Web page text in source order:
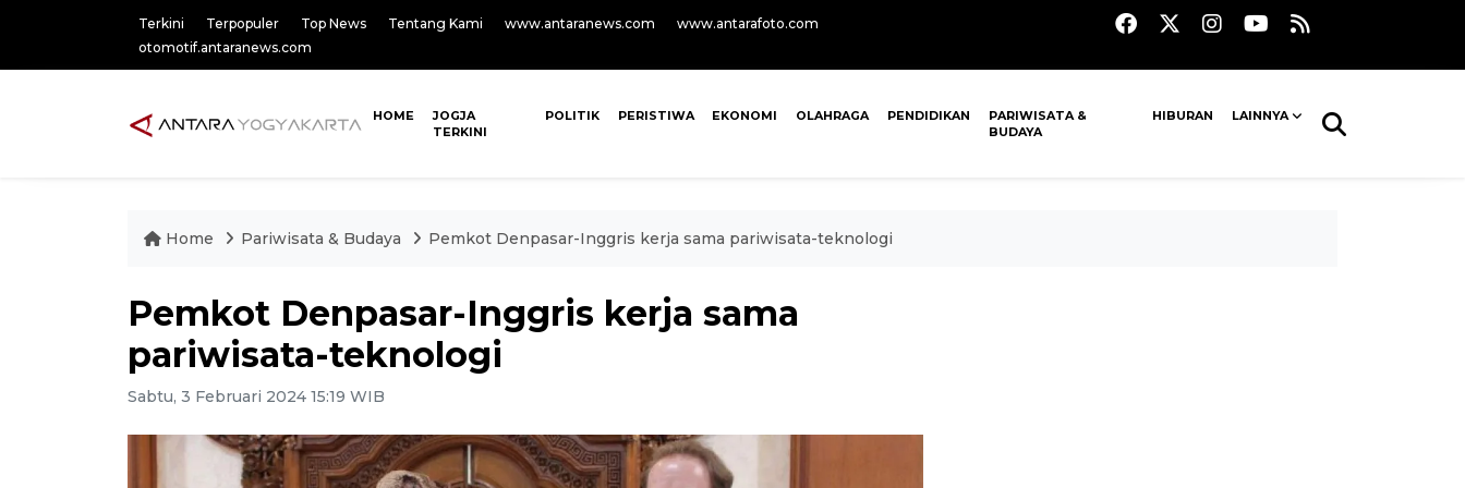
Terkini Terpopuler Top News Tentang Kami www.antaranews.com
www.antarafoto.com
otomotif.antaranews.com
HOME
JOGJA
TERKINI
POLITIK PERISTIWA EKONOMI OLAHRAGA PENDIDIKAN
PARIWISATA &
BUDAYA
HIBURAN LAINNYA
Home Pariwisata & Budaya Pemkot Denpasar-Inggris kerja sama pariwisata-teknologi
Pemkot Denpasar-Inggris kerja sama
pariwisata-teknologi
Sabtu, 3 Februari 2024 15:19 WIB